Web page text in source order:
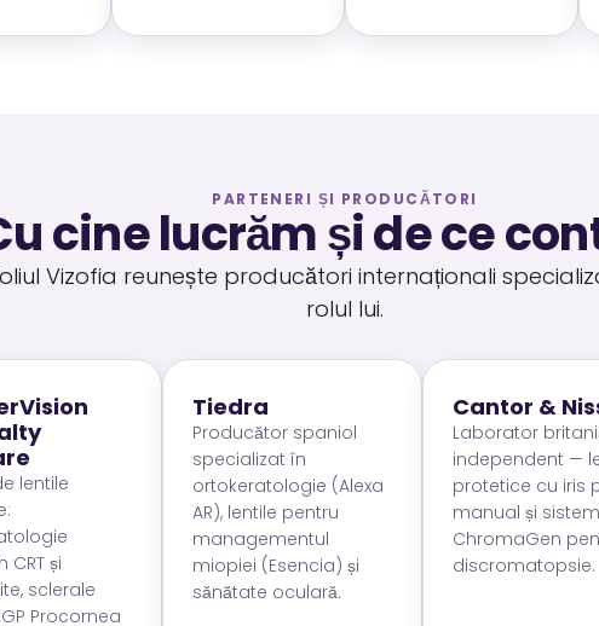
PARTENERI ȘI PRODUCĂTORI
cine lucrăm și de ce
Vizofia reunește producători internaționali
rolul lui.
lentile
CRT și
sclerale
Procornea
Tiedra
Producător spaniol
specializat în
ortokeratologie (Alexa
AR), lentile pentru
managementul
miopiei (Esencia) și
sănătate oculară.
Cantor &
Laborator
independent —
protetice cu iris
manual și
ChromaGen
discromatopsie.